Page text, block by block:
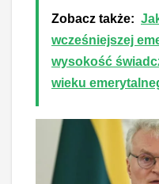
Zobacz także:
wcześniejszej
wysokość
wieku